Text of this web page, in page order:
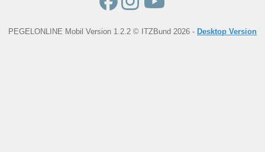
PEGELONLINE Mobil Version 1.2.2 © ITZBund 2026 - Desktop Version